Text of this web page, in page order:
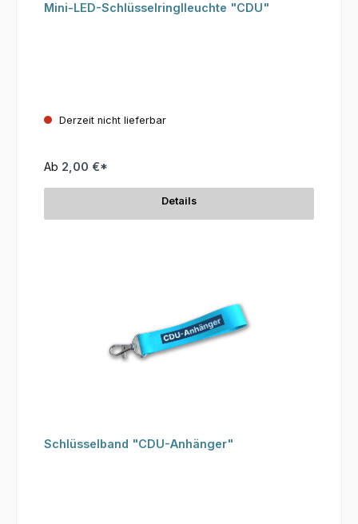
Mini-LED-Schlüsselringlleuchte "CDU"
Derzeit nicht lieferbar
Ab 2,00 €*
Details
Schlüsselband "CDU-Anhänger"